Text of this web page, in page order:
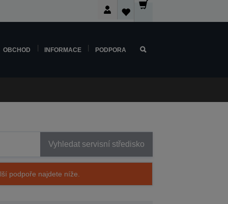
OBCHOD INFORMACE PODPORA
Vyhledat servisní středisko
podpoře najdete níže.